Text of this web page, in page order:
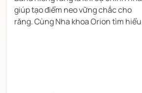
giúp tạo điểm neo vững chắc cho
răng. Cùng Nha khoa Orion tìm hiểu